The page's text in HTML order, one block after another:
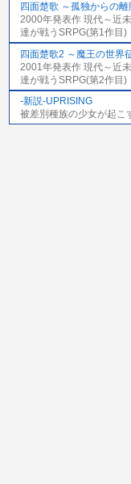
四面楚歌 ～孤独からの離
2000年発表作 現代～近
達が戦うSRPG(第1作目)
四面楚歌2 ～魔王の世界
2001年発表作 現代～近
達が戦うSRPG(第2作目)
-新説-UPRISING
被差別種族の少女が起